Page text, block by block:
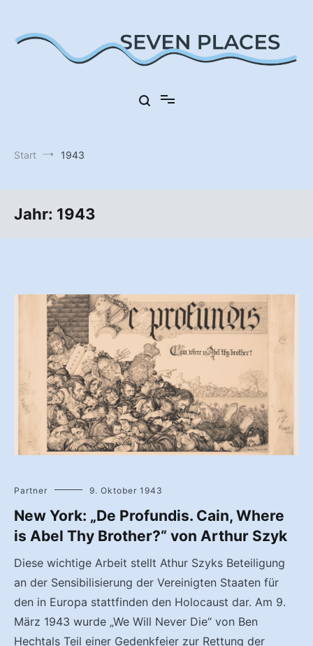
springen
Start 1943
Jahr: 1943
Partner 9. Oktober 1943
New York: „De Profundis. Cain, Where
is Abel Thy Brother?“ von Arthur Szyk
Diese wichtige Arbeit stellt Athur Szyks Beteiligung
an der Sensibilisierung der Vereinigten Staaten für
den in Europa stattfinden den Holocaust dar. Am 9.
März 1943 wurde „We Will Never Die“ von Ben
Hechtals Teil einer Gedenkfeier zur Rettung der